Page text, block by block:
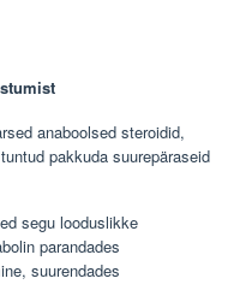
anaboolsed steroidid,
pakkuda suurepäraseid
segu looduslikke
parandades
suurendades